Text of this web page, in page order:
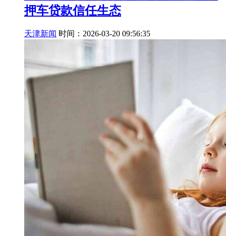
押车贷款信任生态
天津新闻 时间：2026-03-20 09:56:35